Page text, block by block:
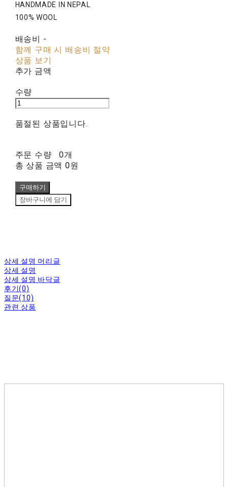
HANDMADE IN NEPAL
100% WOOL
배송비 -
함께 구매 시 배송비 절약
상품 보기
추가 금액
수량
품절된 상품입니다.
주문 수량
0개
총 상품 금액 0원
구매하기
장바구니에 담기
상세 설명 머리글
상세 설명
상세 설명 바닥글
후기(0)
질문(10)
관련 상품